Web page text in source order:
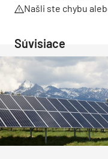
Našli ste chybu
Súvisiace